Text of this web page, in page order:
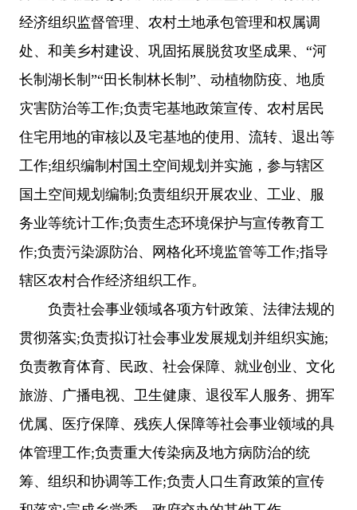
经济组织监督管理、农村土地承包管理和权属调
处、和美乡村建设、巩固拓展脱贫攻坚成果、“河
长制湖长制”“田长制林长制”、动植物防疫、地质
灾害防治等工作;负责宅基地政策宣传、农村居民
住宅用地的审核以及宅基地的使用、流转、退出等
工作;组织编制村国土空间规划并实施，参与辖区
国土空间规划编制;负责组织开展农业、工业、服
务业等统计工作;负责生态环境保护与宣传教育工
作;负责污染源防治、网格化环境监管等工作;指导
辖区农村合作经济组织工作。
负责社会事业领域各项方针政策、法律法规的
贯彻落实;负责拟订社会事业发展规划并组织实施;
负责教育体育、民政、社会保障、就业创业、文化
旅游、广播电视、卫生健康、退役军人服务、拥军
优属、医疗保障、残疾人保障等社会事业领域的具
体管理工作;负责重大传染病及地方病防治的统
筹、组织和协调等工作;负责人口生育政策的宣传